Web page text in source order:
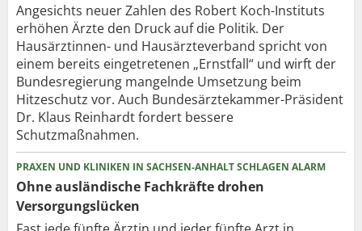
Angesichts neuer Zahlen des Robert Koch-Instituts
erhöhen Ärzte den Druck auf die Politik. Der
Hausärztinnen- und Hausärzteverband spricht von
einem bereits eingetretenen „Ernstfall“ und wirft der
Bundesregierung mangelnde Umsetzung beim
Hitzeschutz vor. Auch Bundesärztekammer-Präsident
Dr. Klaus Reinhardt fordert bessere
Schutzmaßnahmen.
PRAXEN UND KLINIKEN IN SACHSEN-ANHALT SCHLAGEN ALARM
Ohne ausländische Fachkräfte drohen
Versorgungslücken